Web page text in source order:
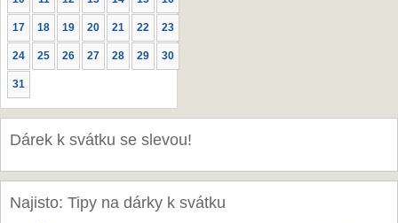
17 18 19 20 21 22 23
24 25 26 27 28 29 30
31
Dárek k svátku se slevou!
Najisto: Tipy na dárky k svátku